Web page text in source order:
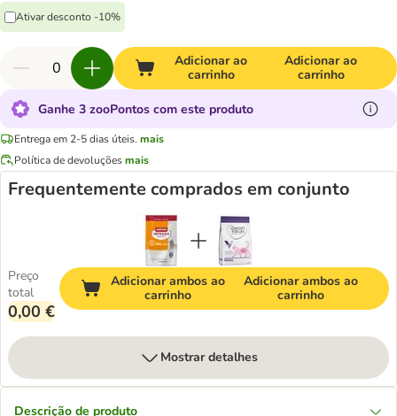
Ativar desconto -10%
Adicionar ao
carrinho
Adicionar ao
carrinho
Ganhe 3 zooPontos com este produto
Entrega em 2-5 dias úteis. mais
Política de devoluçõesmais
Frequentemente comprados em conjunto
Preço
total
0,00 €
Adicionar ambos ao
carrinho
Adicionar ambos ao
carrinho
Mostrar detalhes
Descrição de produto